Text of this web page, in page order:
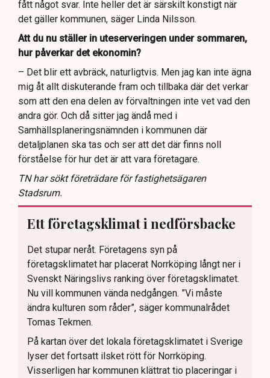
fått något svar. Inte heller det är särskilt konstigt när
det gäller kommunen, säger Linda Nilsson.
Att du nu ställer in uteserveringen under sommaren,
hur påverkar det ekonomin?
– Det blir ett avbräck, naturligtvis. Men jag kan inte ägna
mig åt allt diskuterande fram och tillbaka där det verkar
som att den ena delen av förvaltningen inte vet vad den
andra gör. Och då sitter jag ändå med i
Samhällsplaneringsnämnden i kommunen där
detaljplanen ska tas och ser att det där finns noll
förståelse för hur det är att vara företagare.
TN har sökt företrädare för fastighetsägaren
Stadsrum.
Ett företagsklimat i nedförsbacke
Det stupar neråt. Företagens syn på
företagsklimatet har placerat Norrköping långt ner i
Svenskt Näringslivs ranking över företagsklimatet.
Nu vill kommunen vända nedgången. ”Vi måste
ändra kulturen som råder”, säger kommunalrådet
Tomas Tekmen.
På kartan över det lokala företagsklimatet i Sverige
lyser det fortsatt ilsket rött för Norrköping.
Visserligen har kommunen klättrat tio placeringar i